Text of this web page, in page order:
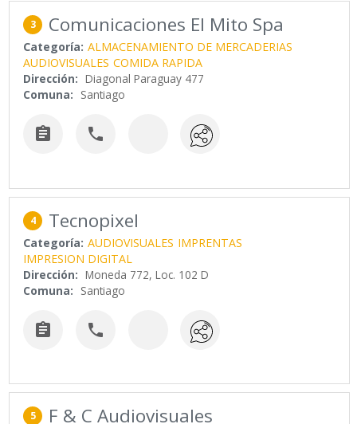
3 Comunicaciones El Mito Spa
Categoría: ALMACENAMIENTO DE MERCADERIAS
AUDIOVISUALES COMIDA RAPIDA
Dirección: Diagonal Paraguay 477
Comuna: Santiago
 
4 Tecnopixel
Categoría: AUDIOVISUALES IMPRENTAS
IMPRESION DIGITAL
Dirección: Moneda 772, Loc. 102 D
Comuna: Santiago
 
5 F & C Audiovisuales